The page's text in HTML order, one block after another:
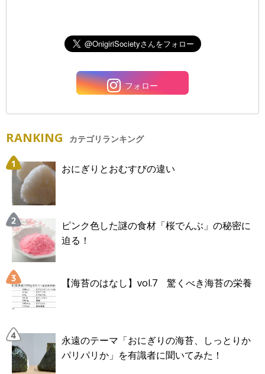
フォロー
RANKING カテゴリランキング
おにぎりとおむすびの違い
ピンク色した謎の食材「桜でんぶ」の秘密に
迫る！
【海苔のはなし】vol.7 驚くべき海苔の栄養
永遠のテーマ「おにぎりの海苔、しっとりか
パリパリか」を有識者に聞いてみた！